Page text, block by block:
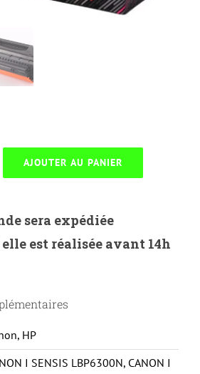
AJOUTER AU PANIER
sera expédiée
est réalisée avant 14h
, HP
I SENSIS LBP6300N, CANON I